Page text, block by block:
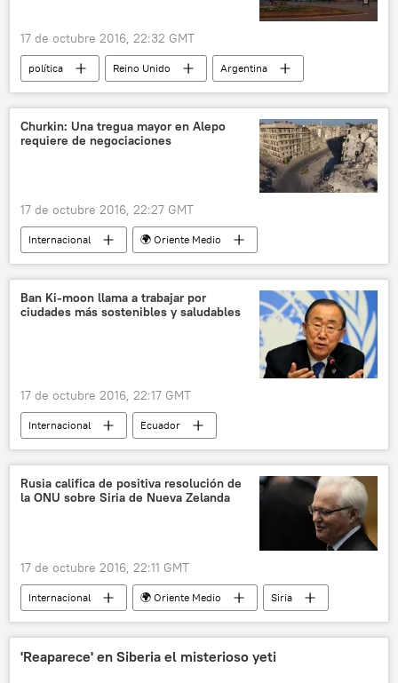
17 de octubre 2016, 22:32 GMT
política Reino Unido
Argentina
Islas Malvinas
Theresa May
Susana Malcorra
noticias
Churkin: Una tregua mayor en Alepo
requiere de negociaciones
17 de octubre 2016, 22:27 GMT
Internacional
🌍 Oriente Medio
Alepo
Siria
Vitali Churkin
ONU
noticias
Ban Ki-moon llama a trabajar por
ciudades más sostenibles y saludables
17 de octubre 2016, 22:17 GMT
Internacional
Ecuador
Ban Ki-moon
Rafael Correa
ONU
urbanización
noticias
Rusia califica de positiva resolución de
la ONU sobre Siria de Nueva Zelanda
17 de octubre 2016, 22:11 GMT
Internacional 🌍 Oriente Medio
Siria
Nueva Zelanda
Vitali Churkin
resolución
Rusia noticias
'Reaparece' en Siberia el misterioso yeti